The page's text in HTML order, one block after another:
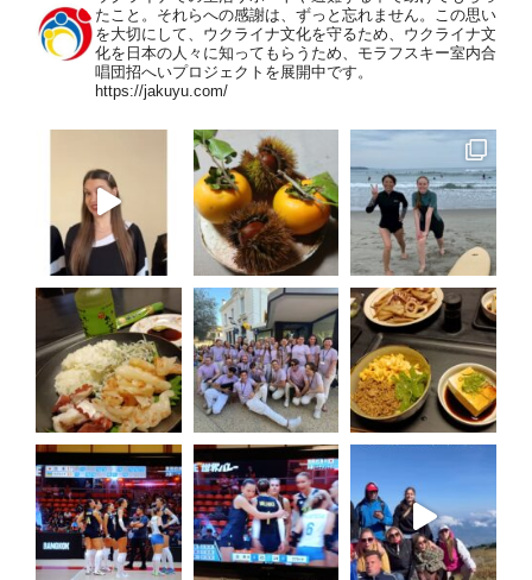
たこと。それらへの感謝は、ずっと忘れません。この思い
を大切にして、ウクライナ文化を守るため、ウクライナ文
化を日本の人々に知ってもらうため、モラフスキー室内合
唱団招へいプロジェクトを展開中です。
https://jakuyu.com/